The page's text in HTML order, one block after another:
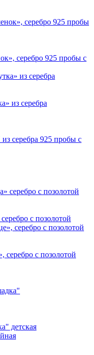
серебро 925 пробы с
из серебра
серебра 925 пробы с
с позолотой
серебро с позолотой
детская